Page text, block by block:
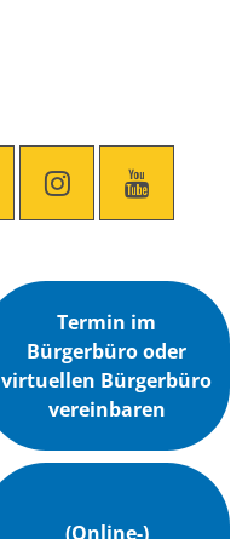
Termin im
Bürgerbüro oder
virtuellen Bürgerbüro
vereinbaren
(Online-)